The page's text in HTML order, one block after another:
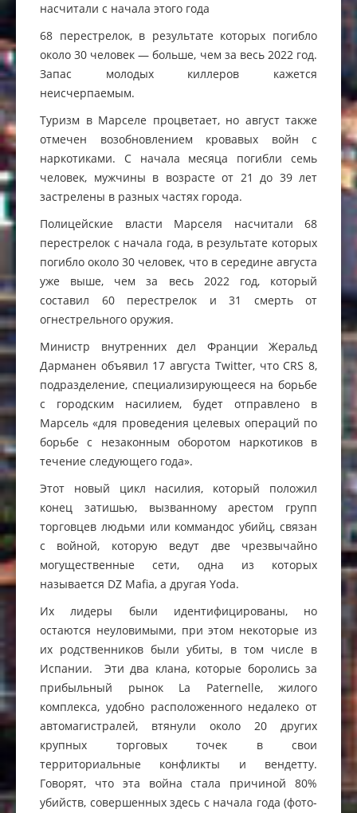
насчитали с начала этого года
68 перестрелок, в результате которых погибло
около 30 человек — больше, чем за весь 2022 год.
Запас молодых киллеров кажется
неисчерпаемым.
Туризм в Марселе процветает, но август также
отмечен возобновлением кровавых войн с
наркотиками. С начала месяца погибли семь
человек, мужчины в возрасте от 21 до 39 лет
застрелены в разных частях города.
Полицейские власти Марселя насчитали 68
перестрелок с начала года, в результате которых
погибло около 30 человек, что в середине августа
уже выше, чем за весь 2022 год, который
составил 60 перестрелок и 31 смерть от
огнестрельного оружия.
Министр внутренних дел Франции Жеральд
Дарманен объявил 17 августа Twitter, что CRS 8,
подразделение, специализирующееся на борьбе
с городским насилием, будет отправлено в
Марсель «для проведения целевых операций по
борьбе с незаконным оборотом наркотиков в
течение следующего года».
Этот новый цикл насилия, который положил
конец затишью, вызванному арестом групп
торговцев людьми или коммандос убийц, связан
с войной, которую ведут две чрезвычайно
могущественные сети, одна из которых
называется DZ Mafia, а другая Yoda.
Их лидеры были идентифицированы, но
остаются неуловимыми, при этом некоторые из
их родственников были убиты, в том числе в
Испании. Эти два клана, которые боролись за
прибыльный рынок La Paternelle, жилого
комплекса, удобно расположенного недалеко от
автомагистралей, втянули около 20 других
крупных торговых точек в свои
территориальные конфликты и вендетту.
Говорят, что эта война стала причиной 80%
убийств, совершенных здесь с начала года (фото-